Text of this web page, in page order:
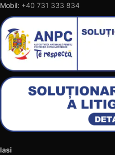
Mobil: +40 731 333 834
Iasi